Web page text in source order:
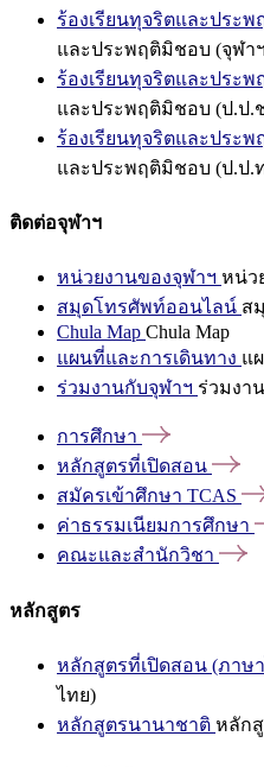
ร้องเรียนทุจริตและประ
และประพฤติมิชอบ (จุฬา
ร้องเรียนทุจริตและประ
และประพฤติมิชอบ (ป.ป.
ร้องเรียนทุจริตและประ
และประพฤติมิชอบ (ป.ป.
ติดต่อจุฬาฯ
หน่วยงานของจุฬาฯ หน่ว
สมุดโทรศัพท์ออนไลน์ ส
Chula Map Chula Map
แผนที่และการเดินทาง แ
ร่วมงานกับจุฬาฯ ร่วมงา
การศึกษา
หลักสูตรที่เปิดสอน
สมัครเข้าศึกษา TCAS
ค่าธรรมเนียมการศึกษา
คณะและสำนักวิชา
หลักสูตร
หลักสูตรที่เปิดสอน (ภาษ
ไทย)
หลักสูตรนานาชาติ หลัก